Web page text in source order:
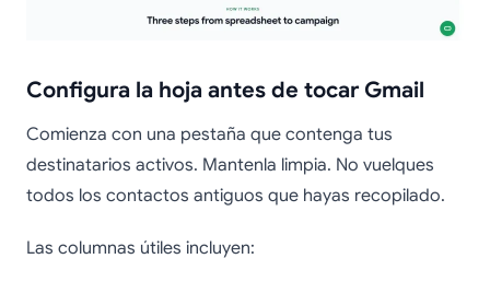
Configura la hoja antes de tocar Gmail
Comienza con una pestaña que contenga tus
destinatarios activos. Mantenla limpia. No vuelques
todos los contactos antiguos que hayas recopilado.
Las columnas útiles incluyen: